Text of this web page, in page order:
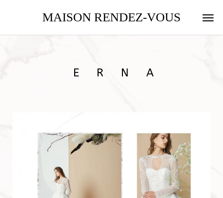
MAISON RENDEZ-VOUS
ERNA